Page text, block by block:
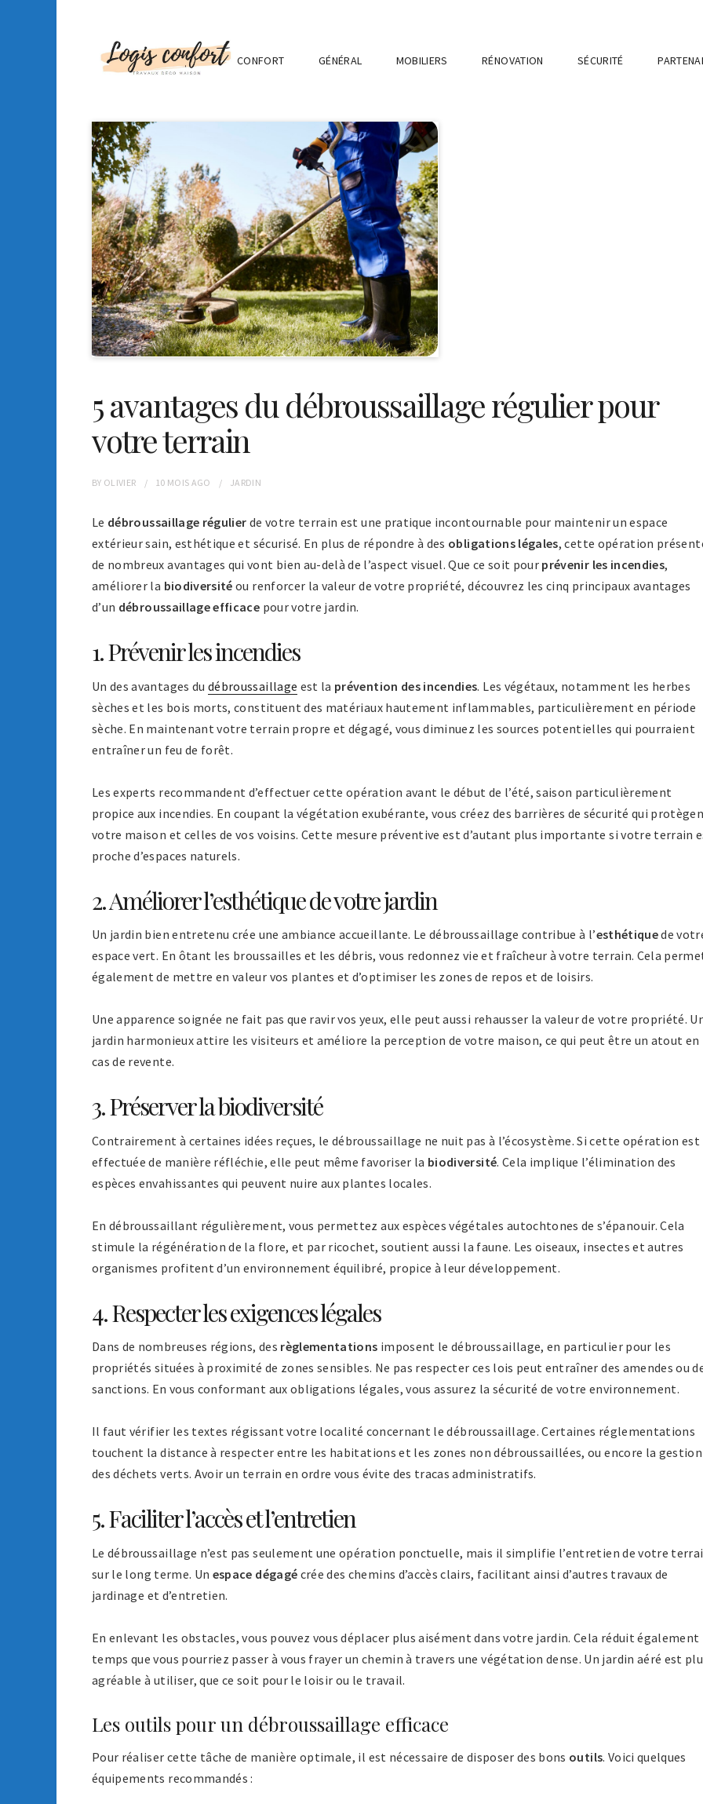
CONFORT GÉNÉRAL MOBILIERS RÉNOVATION SÉCURITÉ
5 avantages du débroussaillage régulier pour
votre terrain
BY OLIVIER 10 MOIS AGO JARDIN
Le débroussaillage régulier de votre terrain est une pratique incontournable pour maintenir un espace
extérieur sain, esthétique et sécurisé. En plus de répondre à des obligations légales, cette opération
de nombreux avantages qui vont bien au-delà de l’aspect visuel. Que ce soit pour prévenir les incendies,
améliorer la biodiversité ou renforcer la valeur de votre propriété, découvrez les cinq principaux avantages
d’un débroussaillage efficace pour votre jardin.
1. Prévenir les incendies
Un des avantages du débroussaillage est la prévention des incendies. Les végétaux, notamment les herbes
sèches et les bois morts, constituent des matériaux hautement inflammables, particulièrement en période
sèche. En maintenant votre terrain propre et dégagé, vous diminuez les sources potentielles qui pourraient
entraîner un feu de forêt.
Les experts recommandent d’effectuer cette opération avant le début de l’été, saison particulièrement
propice aux incendies. En coupant la végétation exubérante, vous créez des barrières de sécurité qui
votre maison et celles de vos voisins. Cette mesure préventive est d’autant plus importante si votre terrain
proche d’espaces naturels.
2. Améliorer l’esthétique de votre jardin
Un jardin bien entretenu crée une ambiance accueillante. Le débroussaillage contribue à l’esthétiquede
espace vert. En ôtant les broussailles et les débris, vous redonnez vie et fraîcheur à votre terrain. Cela
également de mettre en valeur vos plantes et d’optimiser les zones de repos et de loisirs.
Une apparence soignée ne fait pas que ravir vos yeux, elle peut aussi rehausser la valeur de votre propriété.
jardin harmonieux attire les visiteurs et améliore la perception de votre maison, ce qui peut être un atout en
cas de revente.
3. Préserver la biodiversité
Contrairement à certaines idées reçues, le débroussaillage ne nuit pas à l’écosystème. Si cette opération est
effectuée de manière réfléchie, elle peut même favoriser la biodiversité. Cela implique l’élimination des
espèces envahissantes qui peuvent nuire aux plantes locales.
En débroussaillant régulièrement, vous permettez aux espèces végétales autochtones de s’épanouir. Cela
stimule la régénération de la flore, et par ricochet, soutient aussi la faune. Les oiseaux, insectes et autres
organismes profitent d’un environnement équilibré, propice à leur développement.
4. Respecter les exigences légales
Dans de nombreuses régions, des règlementations imposent le débroussaillage, en particulier pour les
propriétés situées à proximité de zones sensibles. Ne pas respecter ces lois peut entraîner des amendes ou
sanctions. En vous conformant aux obligations légales, vous assurez la sécurité de votre environnement.
Il faut vérifier les textes régissant votre localité concernant le débroussaillage. Certaines réglementations
touchent la distance à respecter entre les habitations et les zones non débroussaillées, ou encore la gestion
des déchets verts. Avoir un terrain en ordre vous évite des tracas administratifs.
5. Faciliter l’accès et l’entretien
Le débroussaillage n’est pas seulement une opération ponctuelle, mais il simplifie l’entretien de votre
sur le long terme. Un espace dégagé crée des chemins d’accès clairs, facilitant ainsi d’autres travaux de
jardinage et d’entretien.
En enlevant les obstacles, vous pouvez vous déplacer plus aisément dans votre jardin. Cela réduit également
temps que vous pourriez passer à vous frayer un chemin à travers une végétation dense. Un jardin aéré est
agréable à utiliser, que ce soit pour le loisir ou le travail.
Les outils pour un débroussaillage efficace
Pour réaliser cette tâche de manière optimale, il est nécessaire de disposer des bons outils. Voici quelques
équipements recommandés :